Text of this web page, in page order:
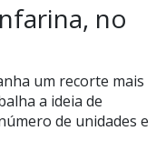
no
um recorte mais
a ideia de
de unidades e